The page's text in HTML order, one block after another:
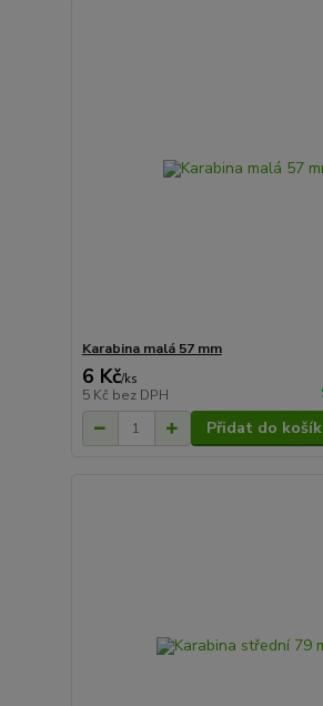
Karabina malá 57 mm
6 Kč/ks
5 Kč bez DPH
Přidat do